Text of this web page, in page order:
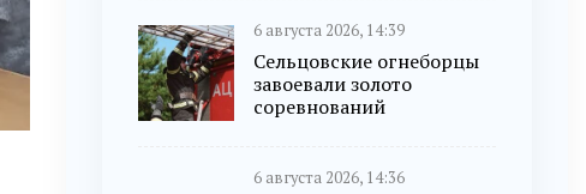
6 августа 2026, 14:39
Сельцовские огнеборцы
завоевали золото
соревнований
6 августа 2026, 14:36